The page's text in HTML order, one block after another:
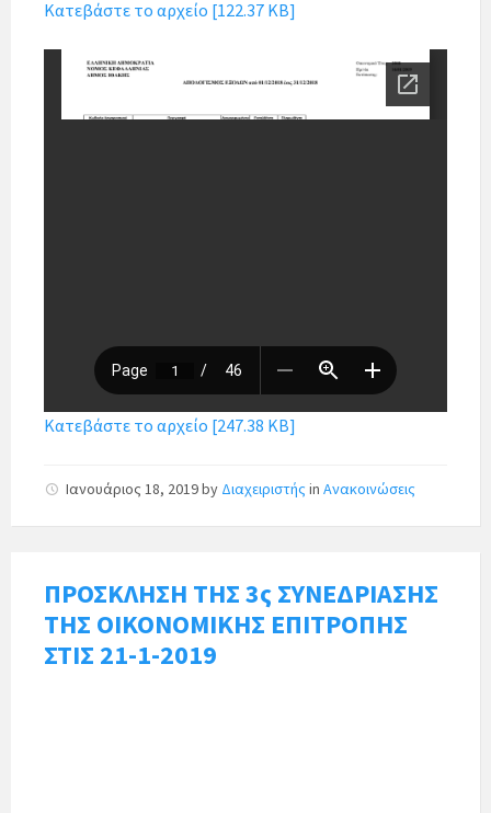
Κατεβάστε το αρχείο [122.37 KB]
Κατεβάστε το αρχείο [247.38 KB]
Ιανουάριος 18, 2019by Διαχειριστής in Ανακοινώσεις
ΠΡΟΣΚΛΗΣΗ ΤΗΣ 3ς ΣΥΝΕΔΡΙΑΣΗΣ
ΤΗΣ ΟΙΚΟΝΟΜΙΚΗΣ ΕΠΙΤΡΟΠΗΣ
ΣΤΙΣ 21-1-2019